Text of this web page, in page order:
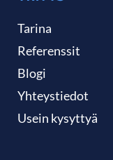
Tarina
Referenssit
Blogi
Yhteystiedot
Usein kysyttyä